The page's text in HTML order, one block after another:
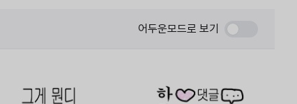
어두운모드로 보기